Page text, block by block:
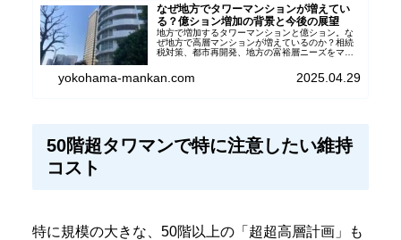
なぜ地方でタワーマンションが増えてい
る？億ション増加の背景と今後の展望
地方で増加するタワーマンションと億ション。な
ぜ地方で高層マンションが増えているのか？相続
税対策、都市再開発、地方の富裕層ニーズをマン
と課題を分かりやすく紹介します。
yokohama-mankan.com 2025.04.29
50階超タワマンで特に注意したい維持
コスト
特に規模の大きな、50階以上の「超超高層計画」も